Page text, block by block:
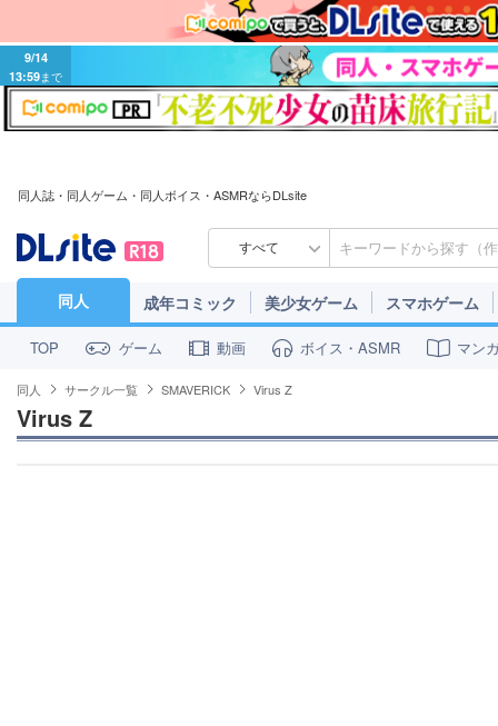
9/14
13:59まで
同人誌・同人ゲーム・同人ボイス・ASMRならDLsite
すべて
同人 成年コミック 美少女ゲーム スマホゲーム
TOP ゲーム 動画 ボイス・ASMR マン
同人 サークル一覧 SMAVERICK Virus Z
Virus Z